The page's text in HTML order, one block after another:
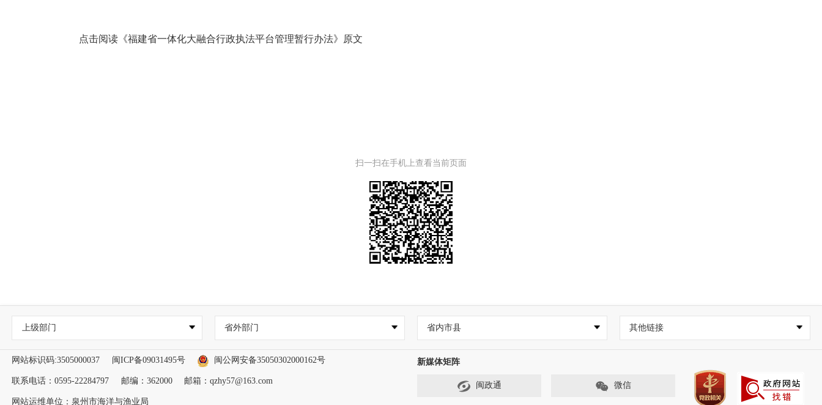
点击阅读《福建省一体化大融合行政执法平台管理暂行办法》原文
扫一扫在手机上查看当前页面
上级部门 省外部门 省内市县 其他链接
网站标识码:3505000037 闽ICP备09031495号 闽公网安备35050302000162号
联系电话：0595-22284797 邮编：362000 邮箱：qzhy57@163.com
网站运维单位：泉州市海洋与渔业局
新媒体矩阵
闽政通 微信